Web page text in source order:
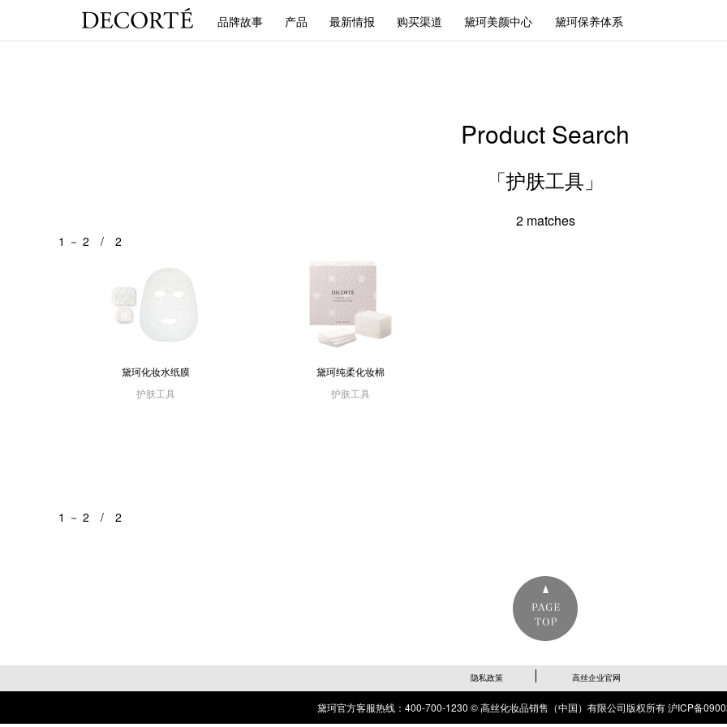
品牌故事 产品 最新情报 购买渠道 黛珂美颜中心 黛珂保养体系
Product Search
「护肤工具」
2matches
1 － 2 / 2
黛珂化妆水纸膜
护肤工具
黛珂纯柔化妆棉
护肤工具
1 － 2 / 2
隐私政策 高丝企业官网
黛珂官方客服热线：400-700-1230 © 高丝化妆品销售（中国）有限公司版权所有沪ICP备